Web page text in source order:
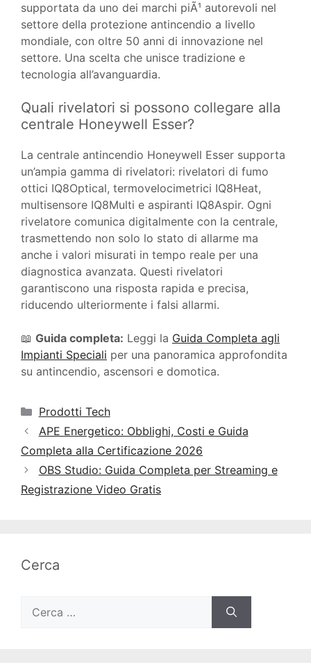
supportata da uno dei marchi piÃ¹ autorevoli nel
settore della protezione antincendio a livello
mondiale, con oltre 50 anni di innovazione nel
settore. Una scelta che unisce tradizione e
tecnologia all’avanguardia.
Quali rivelatori si possono collegare alla
centrale Honeywell Esser?
La centrale antincendio Honeywell Esser supporta
un’ampia gamma di rivelatori: rivelatori di fumo
ottici IQ8Optical, termovelocimetrici IQ8Heat,
multisensore IQ8Multi e aspiranti IQ8Aspir. Ogni
rivelatore comunica digitalmente con la centrale,
trasmettendo non solo lo stato di allarme ma
anche i valori misurati in tempo reale per una
diagnostica avanzata. Questi rivelatori
garantiscono una risposta rapida e precisa,
riducendo ulteriormente i falsi allarmi.
📖 Guida completa: Leggi la Guida Completa agli
Impianti Speciali per una panoramica approfondita
su antincendio, ascensori e domotica.
Categorie
Prodotti Tech
APE Energetico: Obblighi, Costi e Guida
Completa alla Certificazione 2026
OBS Studio: Guida Completa per Streaming e
Registrazione Video Gratis
Cerca
per: